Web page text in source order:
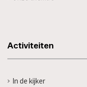
Activiteiten
In de kijker